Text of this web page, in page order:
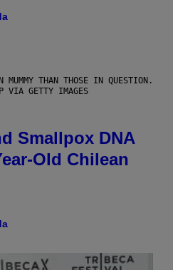
MUMMY THAN THOSE IN QUESTION.
VIA GETTY IMAGES
Smallpox DNA
Old Chilean